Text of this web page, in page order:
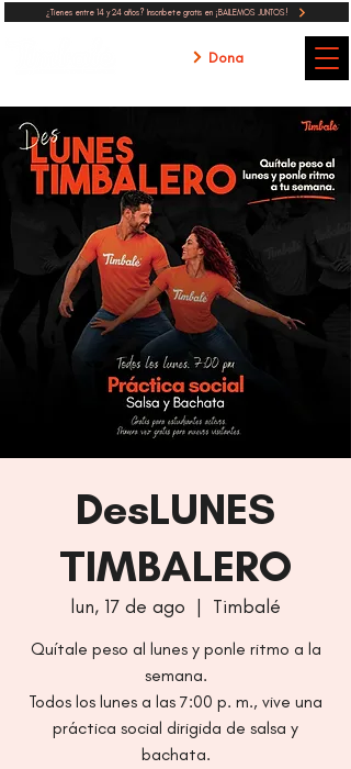
¿Tienes entre 14 y 24 años? Inscribete gratis en ¡BAILEMOS JUNTOS!
Dona
DesLUNES
TIMBALERO
lun, 17 de ago
  |
Timbalé
Quítale peso al lunes y ponle ritmo a la
semana.
Todos los lunes a las 7:00 p. m., vive una
práctica social dirigida de salsa y
bachata.